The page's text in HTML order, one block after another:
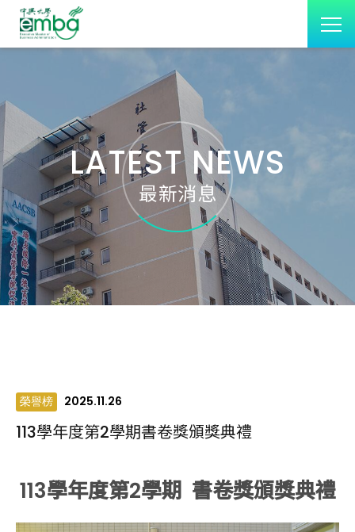
LATEST NEWS
最新消息
榮譽榜 2025.11.26
113學年度第2學期書卷獎頒獎典禮
113學年度第2學期 書卷獎頒獎典禮